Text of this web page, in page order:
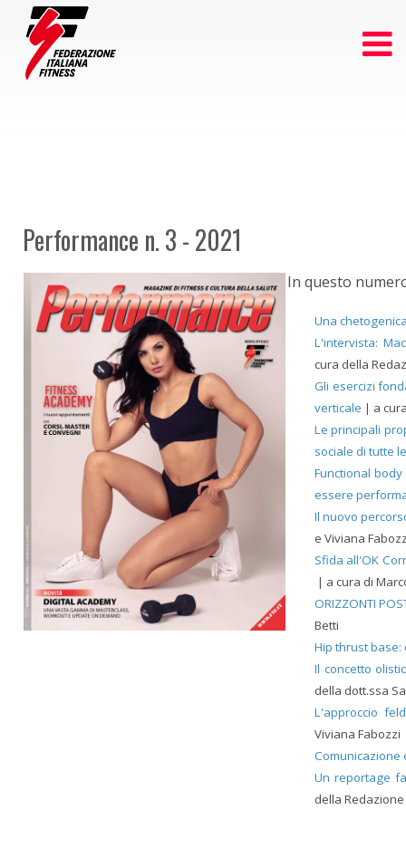
Performance n. 3 - 2021
In questo
Una
L'intervista:
cura della
Gli esercizi
verticale | a
Le principali
sociale di tutte
Functional
essere
Il nuovo
e Viviana
Sfida all'OK
| a cura di
ORIZZONTI
Betti
Hip thrust
Il concetto
della dott.ssa
L'approccio
Viviana Fabozzi
Comunicazione
Un reportage
della Redazione